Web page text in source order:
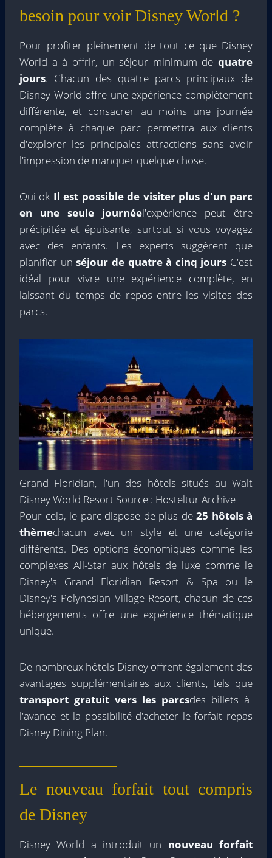
besoin pour voir Disney World ?
Pour profiter pleinement de tout ce que Disney
World a à offrir, un séjour minimum de quatre
jours. Chacun des quatre parcs principaux de
Disney World offre une expérience complètement
différente, et consacrer au moins une journée
complète à chaque parc permettra aux clients
d'explorer les principales attractions sans avoir
l'impression de manquer quelque chose.
Oui ok Il est possible de visiter plus d'un parc
en une seule journéel'expérience peut être
précipitée et épuisante, surtout si vous voyagez
avec des enfants. Les experts suggèrent que
planifier unséjour de quatre à cinq jours C'est
idéal pour vivre une expérience complète, en
laissant du temps de repos entre les visites des
parcs.
Grand Floridian, l'un des hôtels situés au Walt
Disney World Resort Source : Hosteltur Archive
Pour cela, le parc dispose de plus de 25 hôtels à
thèmechacun avec un style et une catégorie
différents. Des options économiques comme les
complexes All-Star aux hôtels de luxe comme le
Disney's Grand Floridian Resort & Spa ou le
Disney's Polynesian Village Resort, chacun de ces
hébergements offre une expérience thématique
unique.
De nombreux hôtels Disney offrent également des
avantages supplémentaires aux clients, tels que
transport gratuit vers les parcsdes billets à
l'avance et la possibilité d'acheter le forfait repas
Disney Dining Plan.
Le nouveau forfait tout compris
de Disney
Disney World a introduit un nouveau forfait